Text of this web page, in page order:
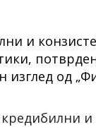
и